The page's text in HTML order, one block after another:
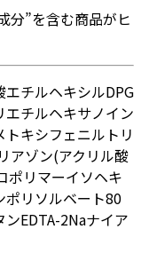
分”を含む商品がヒ
エチルヘキシルDPG
エチルヘキサノイン
キシフェニルトリ
アゾン(アクリル酸
ポリマーイソヘキ
ポリソルベート80
ンEDTA-2Naナイア